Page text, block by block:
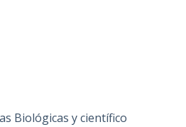
Biológicas y científico